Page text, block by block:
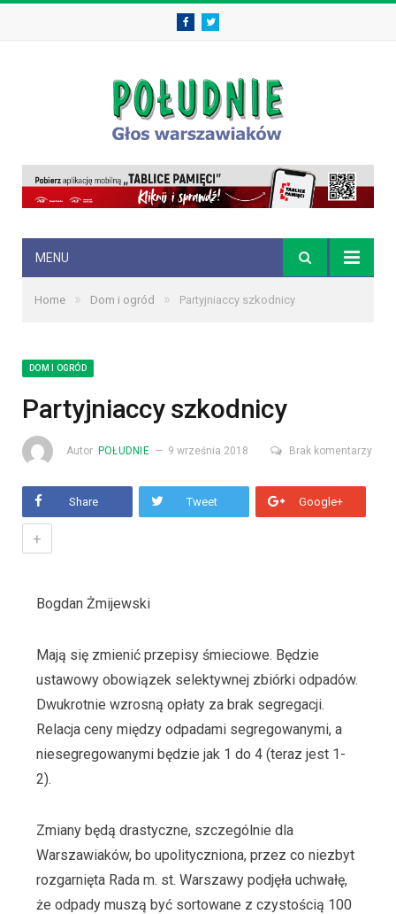
FacebookTwitter
MENU
Home » Dom i ogród » Partyjniaccy szkodnicy
DOM I OGRÓD
Partyjniaccy szkodnicy
Autor POŁUDNIE 9 września 2018 Brak komentarzy
Share Tweet Google+
+
Bogdan Żmijewski
Mają się zmienić przepisy śmieciowe. Będzie
ustawowy obowiązek selektywnej zbiórki odpadów.
Dwukrotnie wzrosną opłaty za brak segregacji.
Relacja ceny między odpadami segregowanymi, a
niesegregowanymi będzie jak 1 do 4 (teraz jest 1-
2).
Zmiany będą drastyczne, szczególnie dla
Warszawiaków, bo upolityczniona, przez co niezbyt
rozgarnięta Rada m. st. Warszawy podjęła uchwałę,
że odpady muszą być sortowane z czystością 100